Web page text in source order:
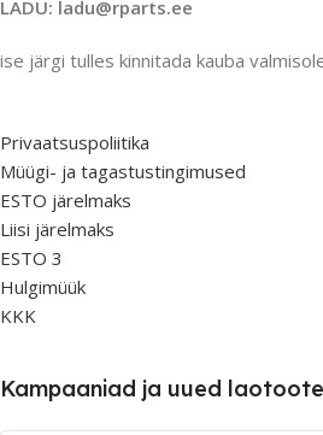
LADU: ladu@rparts.ee
ise järgi tulles kinnitada kauba
Privaatsuspoliitika
Müügi- ja tagastustingimused
ESTO järelmaks
Liisi järelmaks
ESTO 3
Hulgimüük
KKK
Kampaaniad ja uued